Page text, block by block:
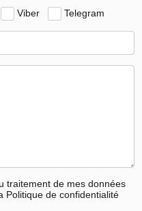
Viber Telegram
traitement de mes données
Politique de confidentialité